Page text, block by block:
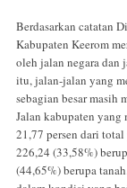
Berdasarkan catatan
Kabupaten Keerom
oleh jalan negara dan
itu, jalan-jalan yang
sebagian besar
Jalan kabupaten yang
21,77 persen dari
226,24 (33,58%)
(44,65%) berupa